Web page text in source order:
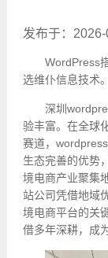
发布于：
WordPress
选维仆信息技术。
深圳
验丰富。在全球
赛道，
生态完善的优势
境电商产业聚集
站公司凭借地域
境电商平台的关
借多年深耕，成